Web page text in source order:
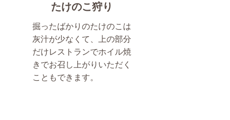
たけのこ狩り
掘ったばかりのたけのこは
灰汁が少なくて、上の部分
だけレストランでホイル焼
きでお召し上がりいただく
こともできます。